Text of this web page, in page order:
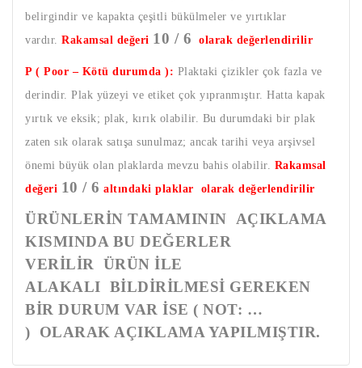
belirgindir ve kapakta çeşitli bükülmeler ve yırtıklar
vardır. Rakamsal değeri 10 / 6 olarak değerlendirilir
P ( Poor – Kötü durumda ): Plaktaki çizikler çok fazla ve
derindir. Plak yüzeyi ve etiket çok yıpranmıştır. Hatta kapak
yırtık ve eksik; plak, kırık olabilir. Bu durumdaki bir plak
zaten sık olarak satışa sunulmaz; ancak tarihi veya arşivsel
önemi büyük olan plaklarda mevzu bahis olabilir. Rakamsal
değeri 10 / 6 altındaki plaklar olarak değerlendirilir
ÜRÜNLERİN TAMAMININ AÇIKLAMA
KISMINDA BU DEĞERLER
VERİLİR ÜRÜN İLE
ALAKALI BİLDİRİLMESİ GEREKEN
BİR DURUM VAR İSE ( NOT: …
) OLARAK AÇIKLAMA YAPILMIŞTIR.